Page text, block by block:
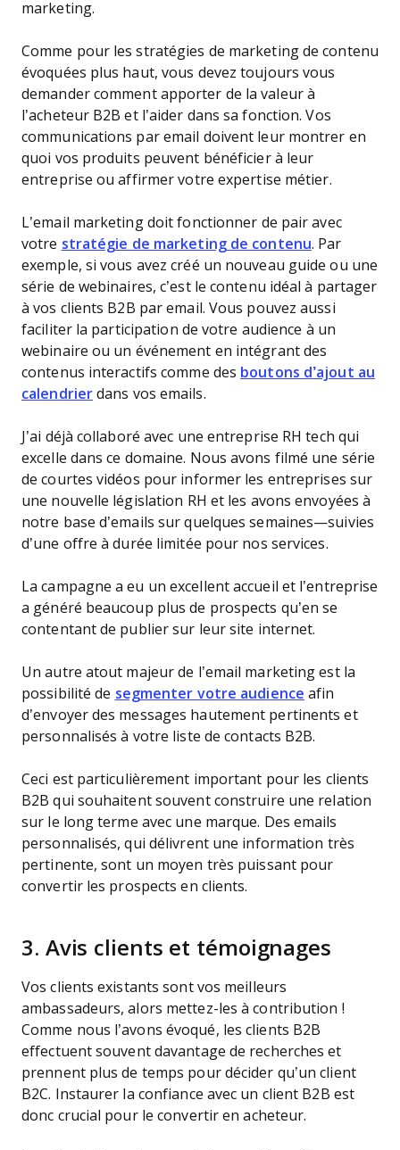
marketing.
Comme pour les stratégies de marketing de contenu
évoquées plus haut, vous devez toujours vous
demander comment apporter de la valeur à
l’acheteur B2B et l’aider dans sa fonction. Vos
communications par email doivent leur montrer en
quoi vos produits peuvent bénéficier à leur
entreprise ou affirmer votre expertise métier.
L’email marketing doit fonctionner de pair avec
votre stratégie de marketing de contenu. Par
exemple, si vous avez créé un nouveau guide ou une
série de webinaires, c’est le contenu idéal à partager
à vos clients B2B par email. Vous pouvez aussi
faciliter la participation de votre audience à un
webinaire ou un événement en intégrant des
contenus interactifs comme des boutons d’ajout au
calendrier dans vos emails.
J’ai déjà collaboré avec une entreprise RH tech qui
excelle dans ce domaine. Nous avons filmé une série
de courtes vidéos pour informer les entreprises sur
une nouvelle législation RH et les avons envoyées à
notre base d’emails sur quelques semaines—suivies
d’une offre à durée limitée pour nos services.
La campagne a eu un excellent accueil et l’entreprise
a généré beaucoup plus de prospects qu’en se
contentant de publier sur leur site internet.
Un autre atout majeur de l’email marketing est la
possibilité de segmenter votre audience afin
d’envoyer des messages hautement pertinents et
personnalisés à votre liste de contacts B2B.
Ceci est particulièrement important pour les clients
B2B qui souhaitent souvent construire une relation
sur le long terme avec une marque. Des emails
personnalisés, qui délivrent une information très
pertinente, sont un moyen très puissant pour
convertir les prospects en clients.
3. Avis clients et témoignages
Vos clients existants sont vos meilleurs
ambassadeurs, alors mettez-les à contribution !
Comme nous l’avons évoqué, les clients B2B
effectuent souvent davantage de recherches et
prennent plus de temps pour décider qu’un client
B2C. Instaurer la confiance avec un client B2B est
donc crucial pour le convertir en acheteur.